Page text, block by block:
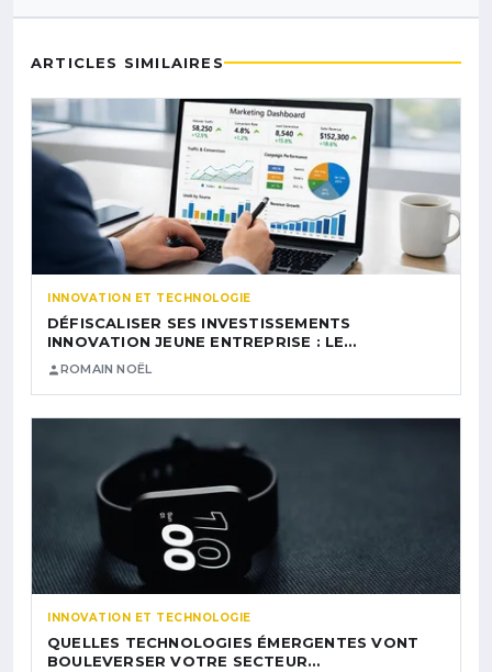
ARTICLES SIMILAIRES
INNOVATION ET TECHNOLOGIE
DÉFISCALISER SES INVESTISSEMENTS
INNOVATION JEUNE ENTREPRISE : LE…
ROMAIN NOËL
INNOVATION ET TECHNOLOGIE
QUELLES TECHNOLOGIES ÉMERGENTES VONT
BOULEVERSER VOTRE SECTEUR…